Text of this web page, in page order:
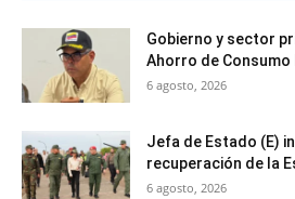
Gobierno y sector
Ahorro de Consumo
6 agosto, 2026
Jefa de Estado (E)
recuperación de la
6 agosto, 2026